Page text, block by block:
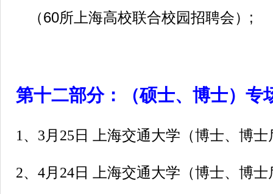
（60所上海高校联合校园招聘会）;
第十二部分：（硕士、博士）专
1、3月25日 上海交通大学（博士、博
2、4月24日 上海交通大学（博士、博士